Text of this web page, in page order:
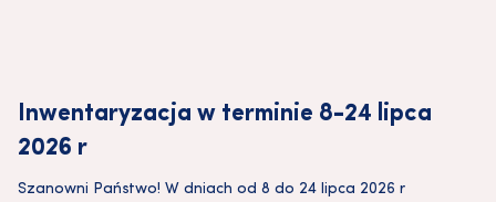
Inwentaryzacja w terminie 8-24 lipca
2026 r
Szanowni Państwo! W dniach od 8 do 24 lipca 2026 r